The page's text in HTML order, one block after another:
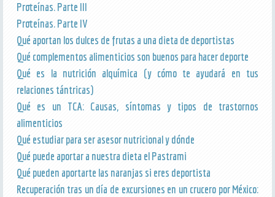
Proteínas. Parte III
Proteínas. Parte IV
Qué aportan los dulces de frutas a una dieta de deportistas
Qué complementos alimenticios son buenos para hacer deporte
Qué es la nutrición alquímica (y cómo te ayudará en tus
relaciones tántricas)
Qué es un TCA: Causas, síntomas y tipos de trastornos
alimenticios
Qué estudiar para ser asesor nutricional y dónde
Qué puede aportar a nuestra dieta el Pastrami
Qué pueden aportarte las naranjas si eres deportista
Recuperación tras un día de excursiones en un crucero por México: